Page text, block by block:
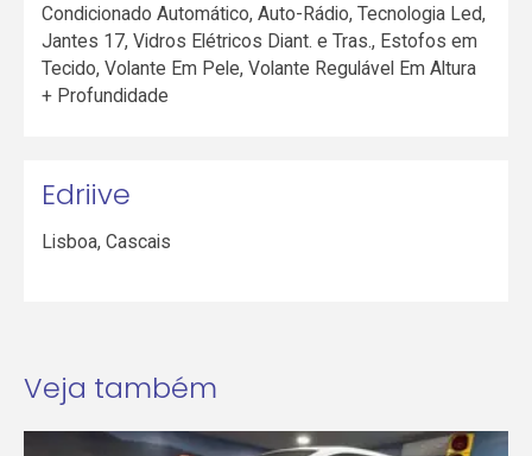
Condicionado Automático, Auto-Rádio, Tecnologia Led,
Jantes 17, Vidros Elétricos Diant. e Tras., Estofos em
Tecido, Volante Em Pele, Volante Regulável Em Altura
+ Profundidade
Edriive
Lisboa,Cascais
Veja também